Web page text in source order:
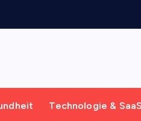
Technologie & SaaS